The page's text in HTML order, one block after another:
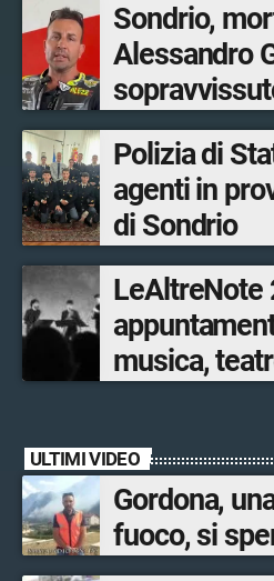
Sondrio,
Alessandro
ustioni
Polizia di
agenti in
di Sondrio
LeAltreNote
musica,
ULTIMI VIDEO
Gordona,
fuoco, si